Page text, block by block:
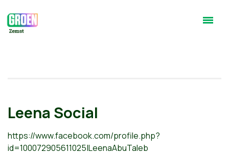
Leena Social
https://www.facebook.com/profile.php?
id=100072905611025|LeenaAbuTaleb